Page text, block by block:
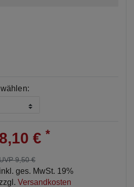
8,10 € *
9,50 €
inkl. ges. MwSt. 19%
zzgl. Versandkosten